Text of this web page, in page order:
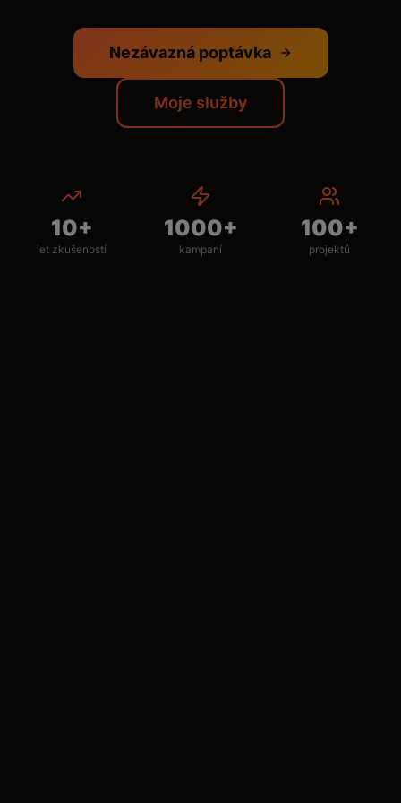
Nezávazná poptávka
Moje služby
10+
let zkušeností
1000+
kampaní
100+
projektů